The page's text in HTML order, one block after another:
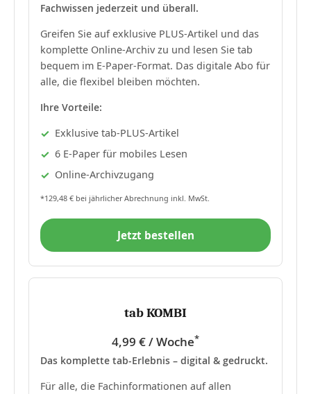
Fachwissen jederzeit und überall.
Greifen Sie auf exklusive PLUS-Artikel und das
komplette Online-Archiv zu und lesen Sie tab
bequem im E-Paper-Format. Das digitale Abo für
alle, die flexibel bleiben möchten.
Ihre Vorteile:
Exklusive tab-PLUS-Artikel
6 E-Paper für mobiles Lesen
Online-Archivzugang
*129,48 € bei jährlicher Abrechnung inkl. MwSt.
Jetzt bestellen
tab KOMBI
4,99 € / Woche*
Das komplette tab-Erlebnis – digital & gedruckt.
Für alle, die Fachinformationen auf allen